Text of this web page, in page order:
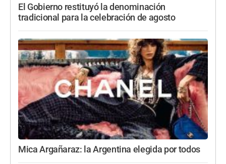
El Gobierno restituyó la denominación
tradicional para la celebración de agosto
Mica Argañaraz: la Argentina elegida por todos